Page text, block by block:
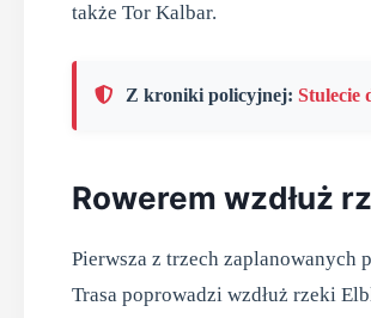
także Tor Kalbar.
Z kroniki policyjnej: Stulecie
Rowerem wzdłuż
Pierwsza z trzech zaplanowanych
Trasa poprowadzi wzdłuż rzeki